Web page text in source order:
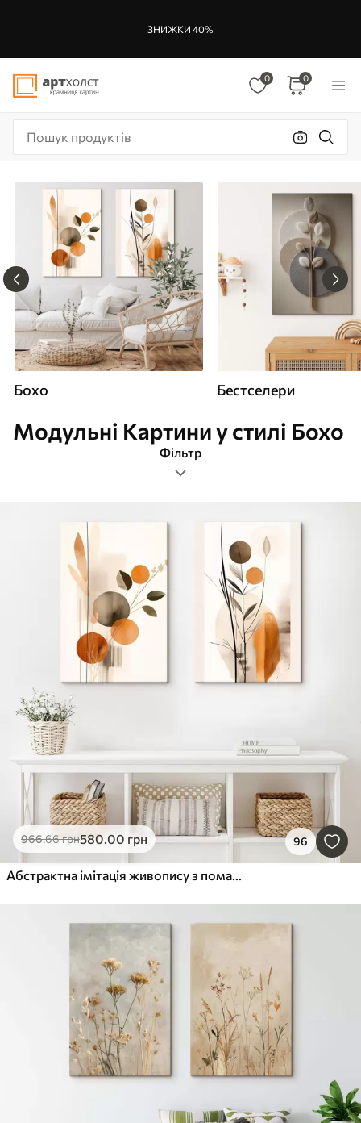
ЗНИЖКИ 40%
0 0
Бохо Бестселери
Модульні Картини у стилі Бохо
Фільтр
Формат зображення
Картини Бохо
Найпопулярніші
Очистити фільтр
966.66грн580.00 грн 96
Абстрактна імітація живопису з помаранчевими та сірими колами, листям і гілками, сучасний стиль, ефект акварелі